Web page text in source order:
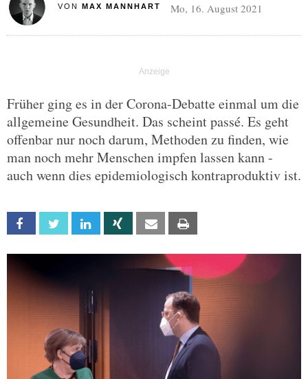
VON MAX MANNHART Mo, 16. August 2021
Früher ging es in der Corona-Debatte einmal um die
allgemeine Gesundheit. Das scheint passé. Es geht
offenbar nur noch darum, Methoden zu finden, wie
man noch mehr Menschen impfen lassen kann -
auch wenn dies epidemiologisch kontraproduktiv ist.
Facebook Twitter Linkedin Xing Email